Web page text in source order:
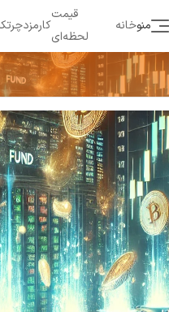
کارمزد
قیمت
لحظه‌ای
خانهمنو